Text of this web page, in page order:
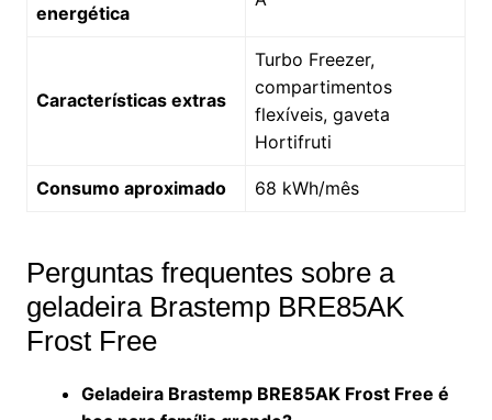
energética
Características extras
Turbo Freezer,
compartimentos
flexíveis, gaveta
Hortifruti
Consumo aproximado 68 kWh/mês
Perguntas frequentes sobre a
geladeira Brastemp BRE85AK
Frost Free
Geladeira Brastemp BRE85AK Frost Free é